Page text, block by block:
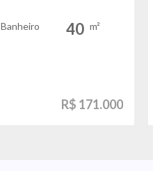
Banheiro 40 m²
R$ 171.000